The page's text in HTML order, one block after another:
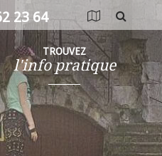
TROUVEZ
l'info pratique
23 64
carte
interactive
rechercher